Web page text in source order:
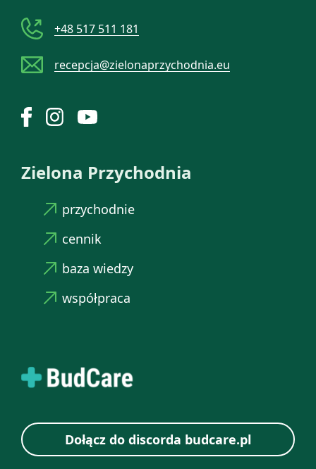
+48 517 511 181
recepcja@zielonaprzychodnia.eu
Zielona Przychodnia
przychodnie
cennik
baza wiedzy
współpraca
Dołącz do discorda budcare.pl